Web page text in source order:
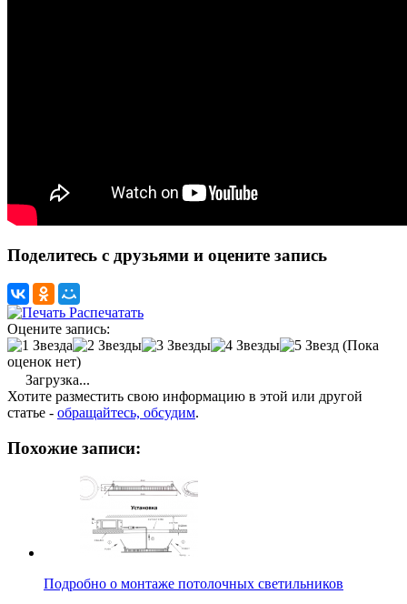
Поделитесь с друзьями и оцените запись
Распечатать
Оцените запись:
(Пока
оценок нет)
Загрузка...
Хотите разместить свою информацию в этой или другой
статье - обращайтесь, обсудим.
Похожие записи:
Подробно о монтаже потолочных светильников